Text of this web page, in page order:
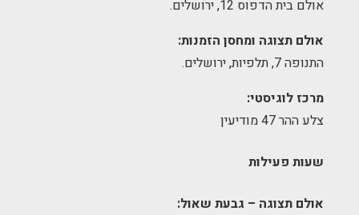
אולם בית הדפוס 12, ירושלים.
אולם תצוגה ומחסן הזמנות:
התנופה 7, תלפיות, ירושלים.
מרכז לוגיסטי:
צלע ההר 47 מודיעין
שעות פעילות
אולם תצוגה – גבעת שאול: